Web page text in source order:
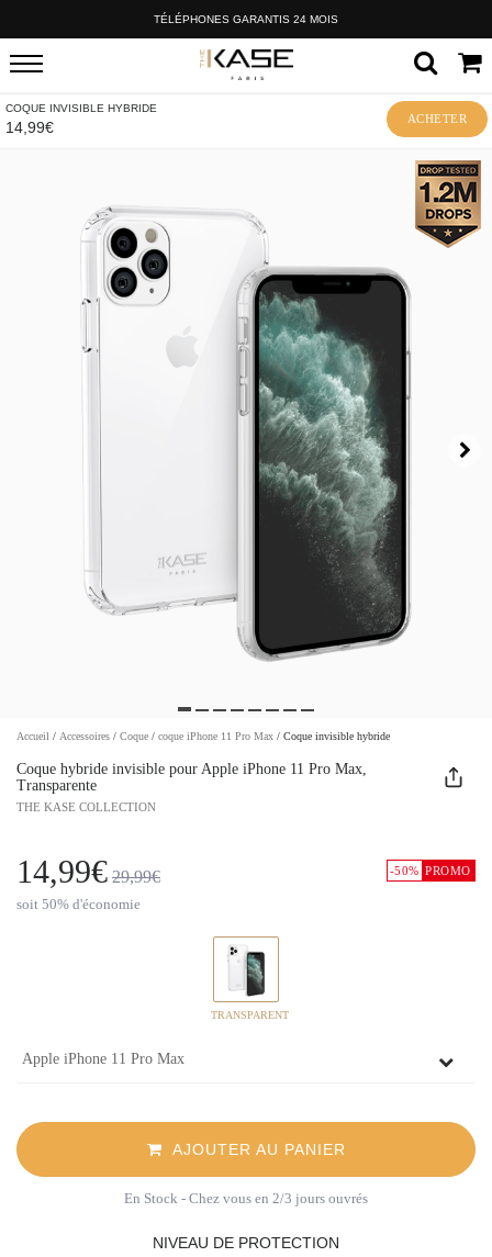
TÉLÉPHONES GARANTIS 24 MOIS
COQUE INVISIBLE HYBRIDE
14,99€ ACHETER
Accueil / Accessoires / Coque / coque iPhone 11 Pro Max / Coque invisible hybride
Coque hybride invisible pour Apple iPhone 11 Pro Max,
Transparente
THE KASE COLLECTION
-50% PROMO
14,99€ 29,99€
soit 50% d'économie
TRANSPARENT
AJOUTER AU PANIER
En Stock - Chez vous en 2/3 jours ouvrés
NIVEAU DE PROTECTION